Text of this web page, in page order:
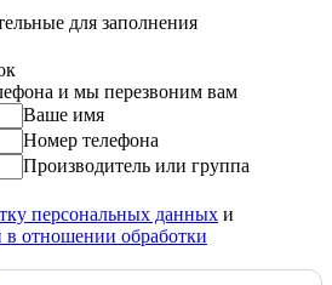
для заполнения
и мы перезвоним вам
Ваше имя
Номер телефона
Производитель или группа
персональных данных и
в отношении обработки